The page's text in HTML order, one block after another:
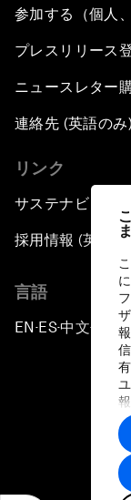
参加する（個人
プレスリリース
ニュースレター
連絡先 (英語のみ)
リンク
サステナビリテ
採用情報 (英語の
言語
EN ▪ES▪中文▪ 日本
プ